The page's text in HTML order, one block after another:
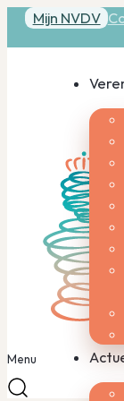
Mijn NVDV
Menu